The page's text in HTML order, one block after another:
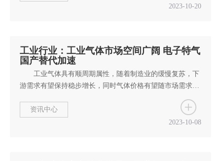
元/吨，环比降8%，同比降6%；2）液氮：市场表现先弱后
2023-10-20
工业行业：工业气体市场空间广阔 电子特气
国产替代加速
工业气体具有顺周期属性，随着制造业的缓慢复苏，下
游需求有望保持稳步增长，同时气体价格有望随市场需求好
转而逐步回升。 摘要： 投资建议：工业气体下游
以钢铁、石化等为主，具有顺周期属性，有望随下游需求复
苏而逐步增长。推荐标的为杭氧股份（空分设备业内领先，
资讯中心
2023-10-08